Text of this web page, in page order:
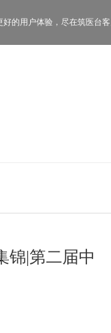
好的用户体验， 尽在筑医台
锦|第二届中